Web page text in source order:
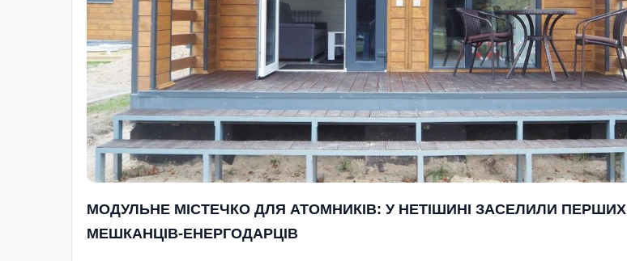
МОДУЛЬНЕ МІСТЕЧКО ДЛЯ АТОМНИКІВ: У НЕТІШИНІ ЗАСЕЛИЛИ ПЕРШИХ
МЕШКАНЦІВ-ЕНЕРГОДАРЦІВ